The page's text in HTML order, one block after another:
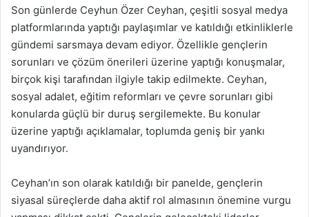
Son günlerde Ceyhun Özer Ceyhan, çeşitli sosyal medya
platformlarında yaptığı paylaşımlar ve katıldığı etkinliklerle
gündemi sarsmaya devam ediyor. Özellikle gençlerin
sorunları ve çözüm önerileri üzerine yaptığı konuşmalar,
birçok kişi tarafından ilgiyle takip edilmekte. Ceyhan,
sosyal adalet, eğitim reformları ve çevre sorunları gibi
konularda güçlü bir duruş sergilemekte. Bu konular
üzerine yaptığı açıklamalar, toplumda geniş bir yankı
uyandırıyor.
Ceyhan’ın son olarak katıldığı bir panelde, gençlerin
siyasal süreçlerde daha aktif rol almasının önemine vurgu